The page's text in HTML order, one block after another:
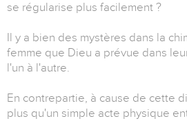
se régularise plus facilement ?
Il y a bien des mystères dans la
femme que Dieu a prévue dans
l'un à l'autre.
En contrepartie, à cause de cette
plus qu'un simple acte physique